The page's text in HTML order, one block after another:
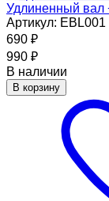
Удлиненный вал
Артикул: EBL001
690 ₽
990 ₽
В наличии
В корзину